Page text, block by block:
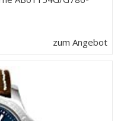
zum Angebot